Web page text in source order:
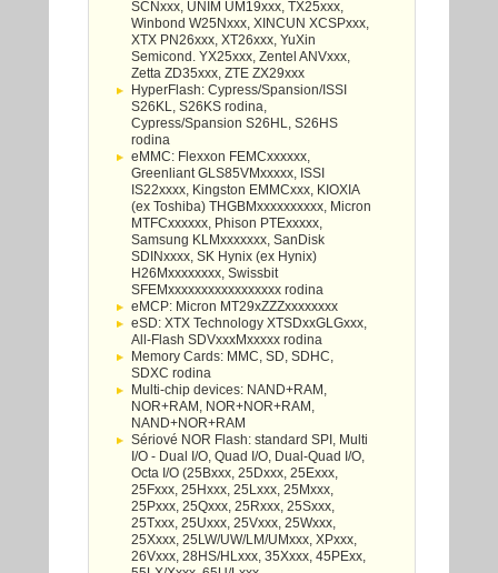
SCNxxx, UNIM UM19xxx, TX25xxx,
Winbond W25Nxxx, XINCUN XCSPxxx,
XTX PN26xxx, XT26xxx, YuXin
Semicond. YX25xxx, Zentel ANVxxx,
Zetta ZD35xxx, ZTE ZX29xxx
HyperFlash: Cypress/Spansion/ISSI
S26KL, S26KS rodina,
Cypress/Spansion S26HL, S26HS
rodina
eMMC: Flexxon FEMCxxxxxx,
Greenliant GLS85VMxxxxx, ISSI
IS22xxxx, Kingston EMMCxxx, KIOXIA
(ex Toshiba) THGBMxxxxxxxxxx, Micron
MTFCxxxxxx, Phison PTExxxxx,
Samsung KLMxxxxxxx, SanDisk
SDINxxxx, SK Hynix (ex Hynix)
H26Mxxxxxxxx, Swissbit
SFEMxxxxxxxxxxxxxxxxx rodina
eMCP: Micron MT29xZZZxxxxxxxx
eSD: XTX Technology XTSDxxGLGxxx,
All-Flash SDVxxxMxxxxx rodina
Memory Cards: MMC, SD, SDHC,
SDXC rodina
Multi-chip devices: NAND+RAM,
NOR+RAM, NOR+NOR+RAM,
NAND+NOR+RAM
Sériové NOR Flash: standard SPI, Multi
I/O - Dual I/O, Quad I/O, Dual-Quad I/O,
Octa I/O (25Bxxx, 25Dxxx, 25Exxx,
25Fxxx, 25Hxxx, 25Lxxx, 25Mxxx,
25Pxxx, 25Qxxx, 25Rxxx, 25Sxxx,
25Txxx, 25Uxxx, 25Vxxx, 25Wxxx,
25Xxxx, 25LW/UW/LM/UMxxx, XPxxx,
26Vxxx, 28HS/HLxxx, 35Xxxx, 45PExx,